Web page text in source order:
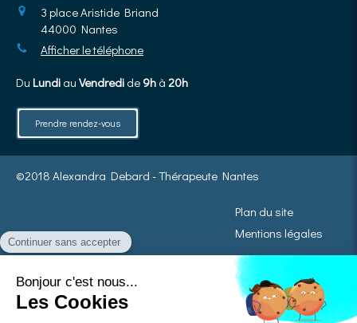
3 place Aristide Briand
44000 Nantes
Afficher le téléphone
Du Lundi au Vendredi de 9h à 20h
Prendre rendez-vous
©2018 Alexandra Debard - Thérapeute Nantes
Plan du site
Mentions légales
La Sophrologie ne se substitue pas à un avis médical, ni à aucun traitement
médical d’aucune sorte.
Mais de nombreux médecins la conseillent car elle contribue au maintien de